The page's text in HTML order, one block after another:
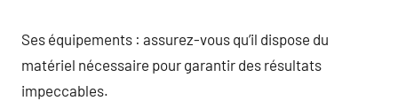
Ses équipements : assurez-vous qu’il dispose du
matériel nécessaire pour garantir des résultats
impeccables.